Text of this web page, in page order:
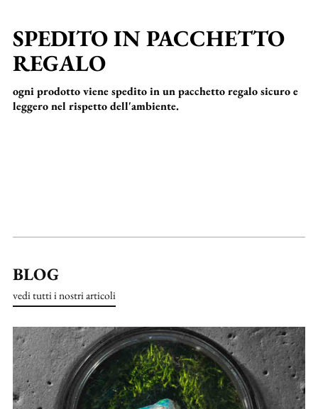
SPEDITO IN PACCHETTO
REGALO
ogni prodotto viene spedito in un pacchetto regalo sicuro e
leggero nel rispetto dell'ambiente.
BLOG
vedi tutti i nostri articoli